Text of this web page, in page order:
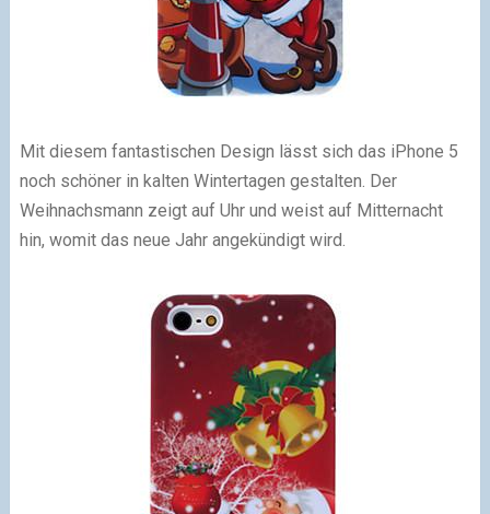
Mit diesem fantastischen Design lässt sich das iPhone 5
noch schöner in kalten Wintertagen gestalten. Der
Weihnachsmann zeigt auf Uhr und weist auf Mitternacht
hin, womit das neue Jahr angekündigt wird.